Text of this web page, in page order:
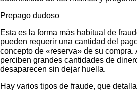
Prepago dudoso
Esta es la forma más habitual de
pueden requerir una cantidad del
concepto de «reserva» de su compra.
perciben grandes cantidades de
desaparecen sin dejar huella.
Hay varios tipos de fraude, que